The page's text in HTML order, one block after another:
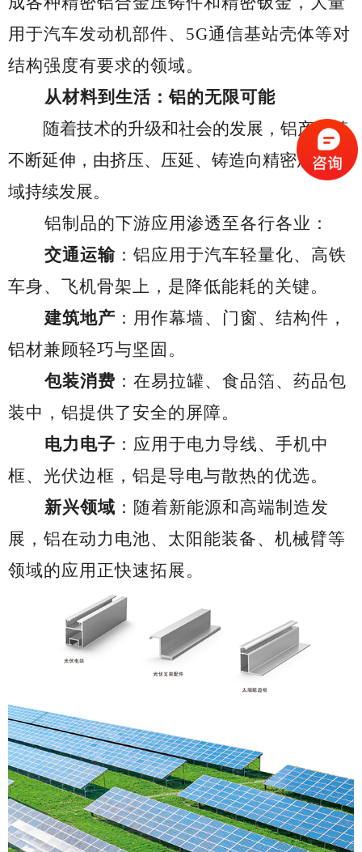
用于汽车发动机部件、 5G通信基站壳体等对
结构强度有要求的领域。
从材料到生活：铝的无限可能
随着技术的升级和社会的发展，铝产业链
不断延伸，由挤压、压延、铸造向精密加工领
域持续发展。
铝制品的下游应用渗透至各行各业：
交通运输 ： 铝应用于汽车轻量化、高铁
车身、飞机骨架上 ，是降低能耗的关键。
建筑地产 ： 用作幕墙、门窗、结构件，
铝材兼顾轻巧与坚固。
包装消费 ： 在易拉罐、食品箔、药品包
装中 ，铝提供了安全的屏障。
电力电子 ： 应用于电力导线、手机中
框、光伏边框，铝是导电与散热的优选。
新兴领域 ：随着新能源和高端制造发
展，铝在动力电池、太阳能装备、机械臂等
领域的应用正快速拓展。